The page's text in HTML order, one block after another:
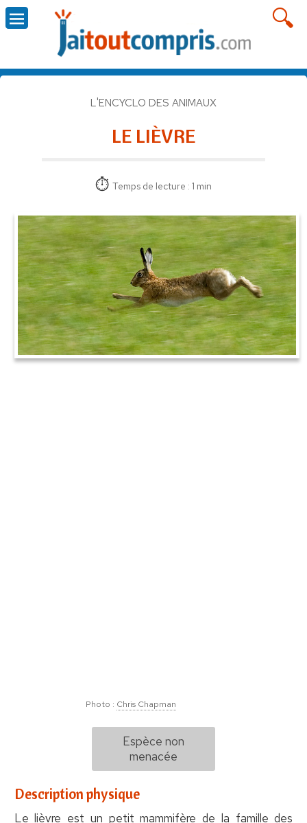
L'ENCYCLO DES ANIMAUX
LE LIÈVRE
Temps de lecture : 1 min
Photo : Chris Chapman
Espèce non
menacée
Description physique
Le lièvre est un petit mammifère de la famille des